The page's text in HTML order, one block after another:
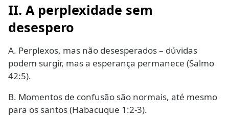
II. A perplexidade sem
desespero
A. Perplexos, mas não desesperados – dúvidas
podem surgir, mas a esperança permanece (Salmo
42:5).
B. Momentos de confusão são normais, até mesmo
para os santos (Habacuque 1:2-3).